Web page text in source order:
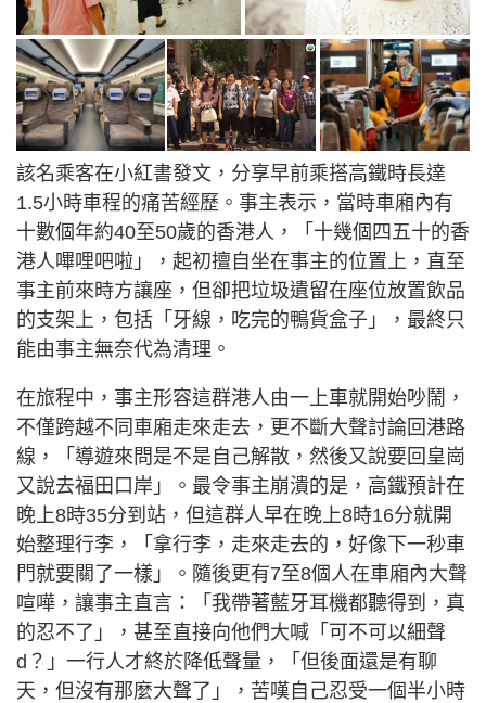
該名乘客在小紅書發文，分享早前乘搭高鐵時長達
1.5小時車程的痛苦經歷。事主表示，當時車廂內有
十數個年約40至50歲的香港人，「十幾個四五十的香
港人嗶哩吧啦」，起初擅自坐在事主的位置上，直至
事主前來時方讓座，但卻把垃圾遺留在座位放置飲品
的支架上，包括「牙線，吃完的鴨貨盒子」，最終只
能由事主無奈代為清理。
在旅程中，事主形容這群港人由一上車就開始吵鬧，
不僅跨越不同車廂走來走去，更不斷大聲討論回港路
線，「導遊來問是不是自己解散，然後又說要回皇崗
又說去福田口岸」。最令事主崩潰的是，高鐵預計在
晚上8時35分到站，但這群人早在晚上8時16分就開
始整理行李，「拿行李，走來走去的，好像下一秒車
門就要關了一樣」。隨後更有7至8個人在車廂內大聲
喧嘩，讓事主直言：「我帶著藍牙耳機都聽得到，真
的忍不了」，甚至直接向他們大喊「可不可以細聲
d？」一行人才終於降低聲量，「但後面還是有聊
天，但沒有那麼大聲了」，苦嘆自己忍受一個半小時